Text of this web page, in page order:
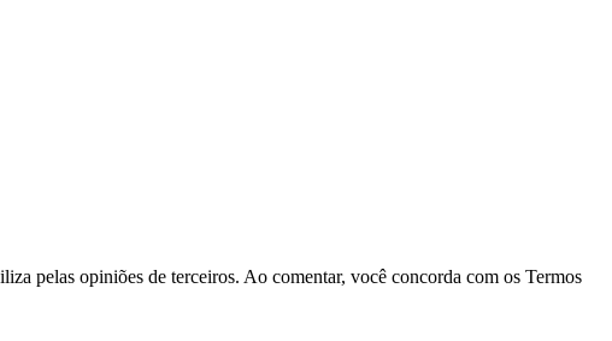
pelas opiniões de terceiros. Ao comentar, você concorda com os Termos